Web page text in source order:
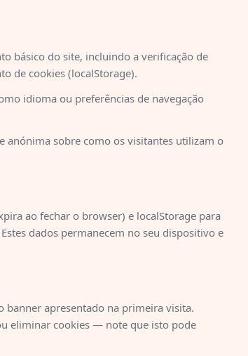
básico do site, incluindo a verificação de
de cookies (localStorage).
idioma ou preferências de navegação
anónima sobre como os visitantes utilizam o
ao fechar o browser) e localStorage para
dados permanecem no seu dispositivo e
banner apresentado na primeira visita.
eliminar cookies — note que isto pode